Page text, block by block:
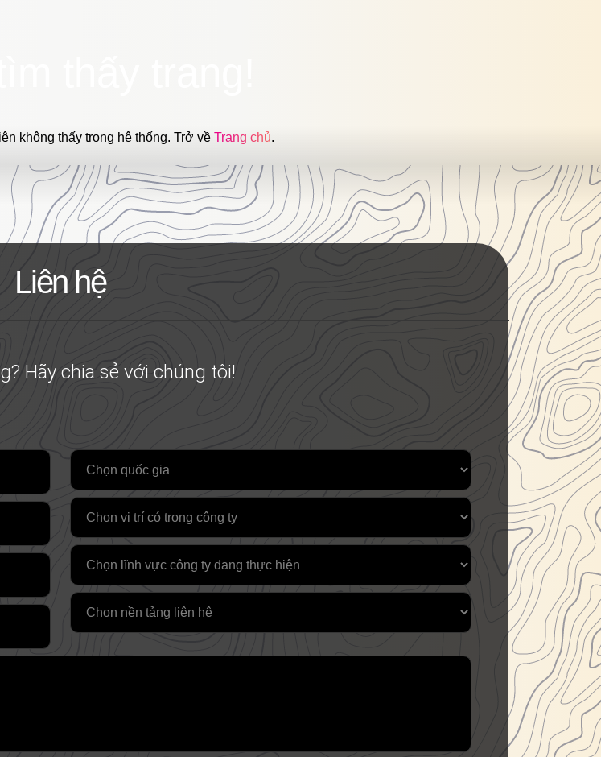
không thấy trong hệ thống. Trở về Trang chủ.
Liên hệ
Hãy chia sẻ với chúng tôi!